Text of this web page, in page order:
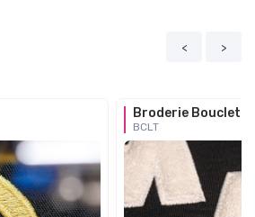
< >
Broderie Bouclette
BCLT